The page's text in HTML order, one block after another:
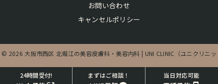
24時間受付! まずはご相談！ 当日対応可能
お問い合わせ
キャンセルポリシー
© 2026 大阪市西区 北堀江の美容皮膚科・美容内科 | UNI CLINIC（ユニクリニッ
ク）